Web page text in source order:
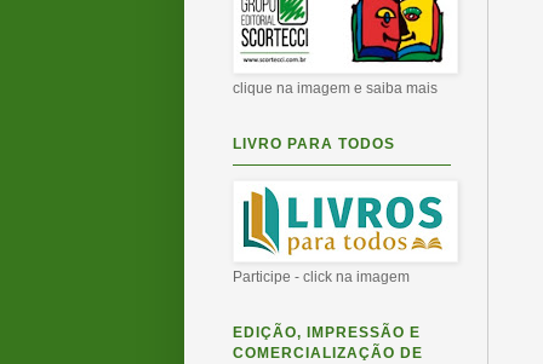
clique na imagem e saiba mais
LIVRO PARA TODOS
Participe - click na imagem
EDIÇÃO, IMPRESSÃO E
COMERCIALIZAÇÃO DE